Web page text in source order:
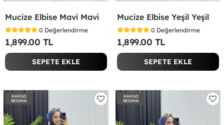
Mucize Elbise Mavi Mavi
0 Değerlendirme
1,899.00 TL
SEPETE EKLE
Mucize Elbise Yeşil Yeşil
0 Değerlendirme
1,899.00 TL
SEPETE EKLE
KARGO
BEDAVA
KARGO
BEDAVA